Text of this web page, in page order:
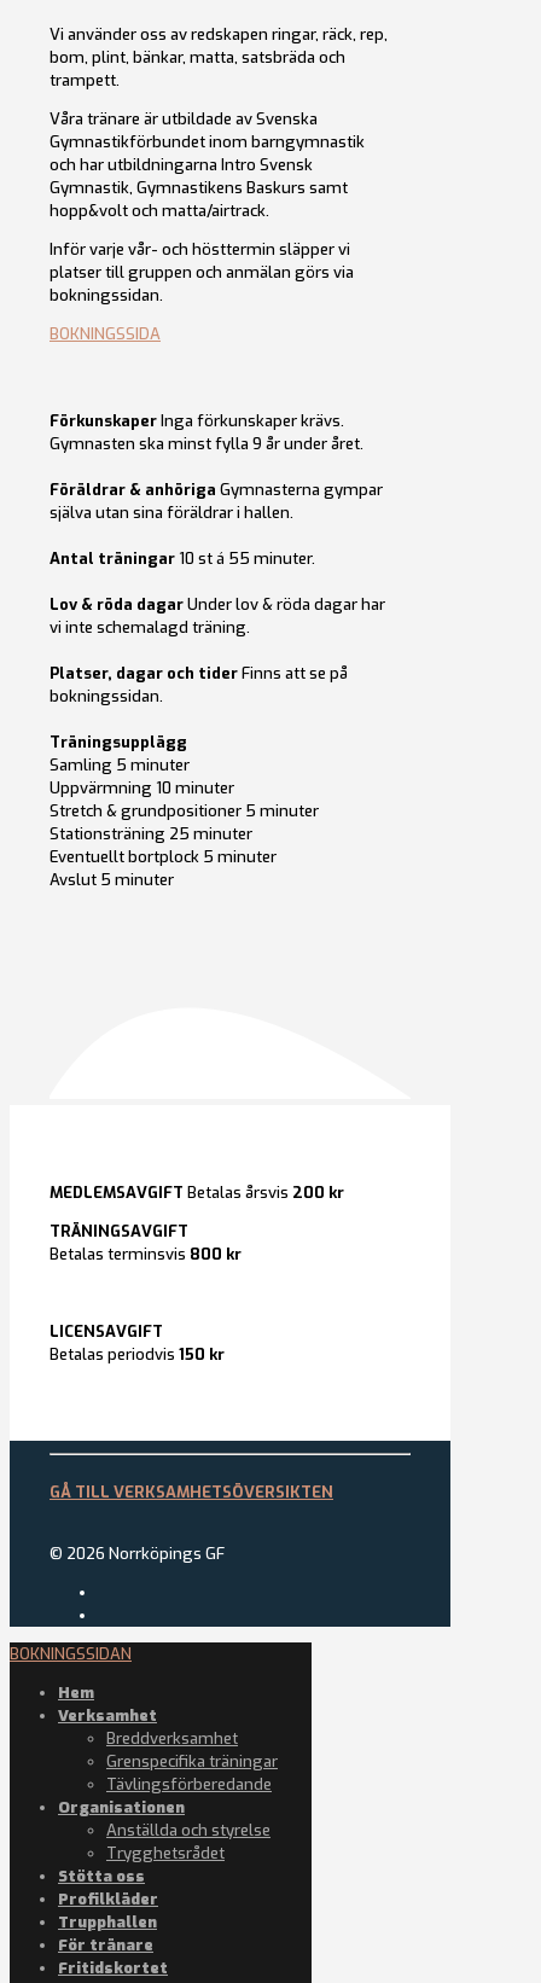
Vi använder oss av redskapen ringar, räck, rep,
bom, plint, bänkar, matta, satsbräda och
trampett.
Våra tränare är utbildade av Svenska
Gymnastikförbundet inom barngymnastik
och har utbildningarna Intro Svensk
Gymnastik, Gymnastikens Baskurs samt
hopp&volt och matta/airtrack.
Inför varje vår- och hösttermin släpper vi
platser till gruppen och anmälan görs via
bokningssidan.
BOKNINGSSIDA
FörkunskaperInga förkunskaper krävs.
Gymnasten ska minst fylla 9 år under året.
Föräldrar & anhöriga Gymnasterna gympar
själva utan sina föräldrar i hallen.
Antal träningar 10 st á 55 minuter.
Lov & röda dagarUnder lov & röda dagar har
vi inte schemalagd träning.
Platser, dagar och tiderFinns att se på
bokningssidan.
Träningsupplägg
Samling 5 minuter
Uppvärmning 10 minuter
Stretch & grundpositioner 5 minuter
Stationsträning 25 minuter
Eventuellt bortplock 5 minuter
Avslut 5 minuter
MEDLEMSAVGIFT Betalas årsvis 200 kr
TRÄNINGSAVGIFT
Betalas terminsvis 800 kr
LICENSAVGIFT
Betalas periodvis 150 kr
GÅ TILL VERKSAMHETSÖVERSIKTEN
© 2026 Norrköpings GF
BOKNINGSSIDAN
Hem
Verksamhet
Breddverksamhet
Grenspecifika träningar
Tävlingsförberedande
Organisationen
Anställda och styrelse
Trygghetsrådet
Stötta oss
Profilkläder
Trupphallen
För tränare
Fritidskortet